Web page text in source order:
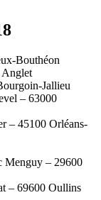
Bouthéon
Anglet
Jallieu
– 63000
– 45100 Orléans-
Menguy – 29600
– 69600 Oullins